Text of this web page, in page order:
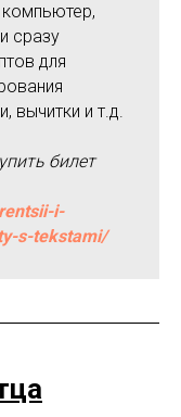
сразу
для
вычитки и т.д.
билет
i-
s-tekstami/